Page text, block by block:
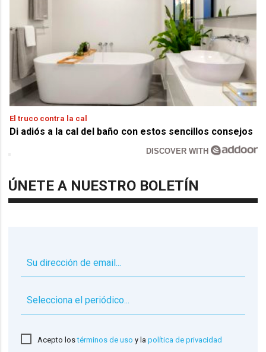
El truco contra la cal
Di adiós a la cal del baño con estos sencillos consejos
DISCOVER WITH
ÚNETE A NUESTRO BOLETÍN
Acepto lostérminos de uso y lapolítica de privacidad